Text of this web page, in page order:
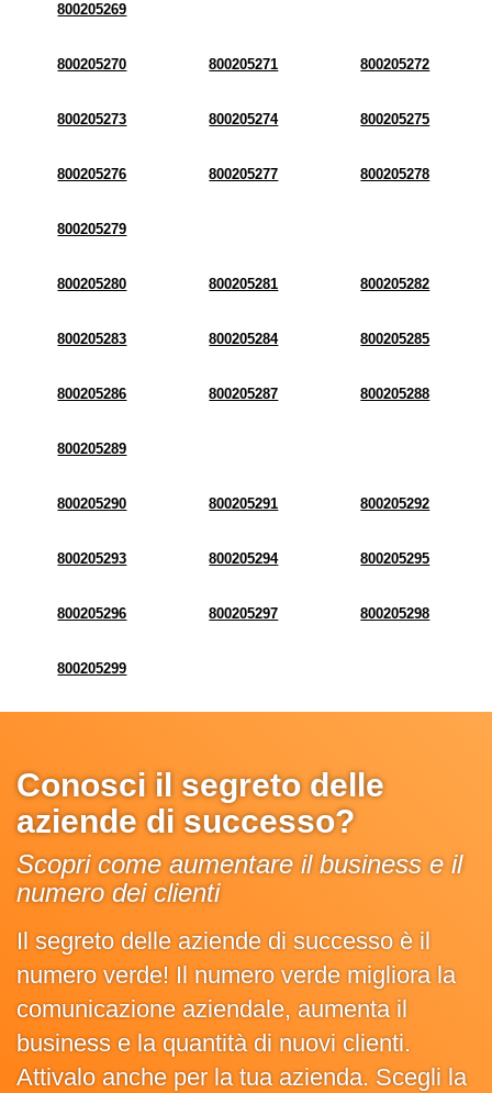
800205269
800205270 800205271 800205272
800205273 800205274 800205275
800205276 800205277 800205278
800205279
800205280 800205281 800205282
800205283 800205284 800205285
800205286 800205287 800205288
800205289
800205290 800205291 800205292
800205293 800205294 800205295
800205296 800205297 800205298
800205299
Conosci il segreto delle
aziende di successo?
Scopri come aumentare il business e il
numero dei clienti
Il segreto delle aziende di successo è il
numero verde! Il numero verde migliora la
comunicazione aziendale, aumenta il
business e la quantità di nuovi clienti.
Attivalo anche per la tua azienda. Scegli la